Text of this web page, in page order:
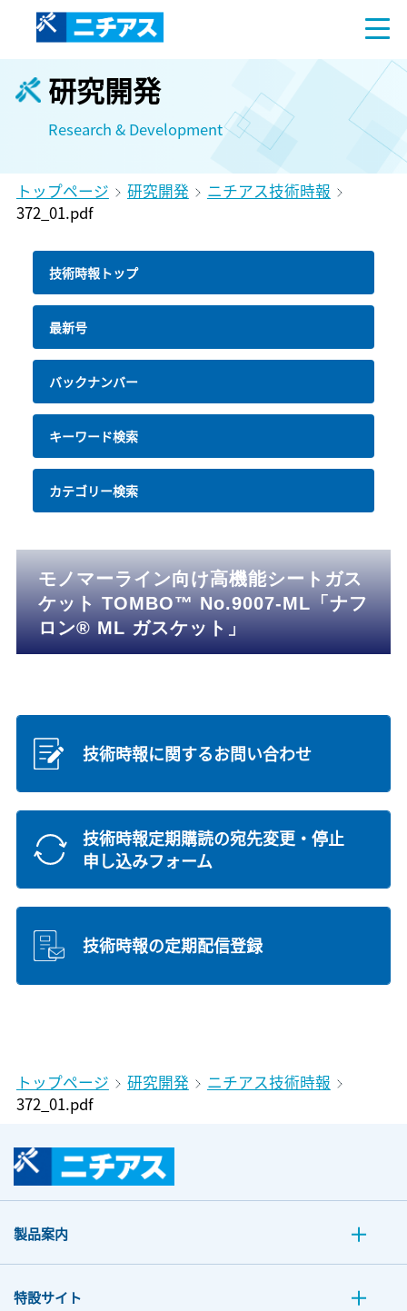
研究開発
Research & Development
トップページ 研究開発
ニチアス技術時報
372_01.pdf
技術時報トップ
最新号
バックナンバー
キーワード検索
カテゴリー検索
モノマーライン向け高機能シートガス
ケット TOMBO™ No.9007-ML「ナフ
ロン® ML ガスケット」
技術時報に関するお問い合わせ
技術時報定期購読の宛先変更・停止
申し込みフォーム
技術時報の定期配信登録
トップページ 研究開発
ニチアス技術時報
372_01.pdf
製品案内
特設サイト